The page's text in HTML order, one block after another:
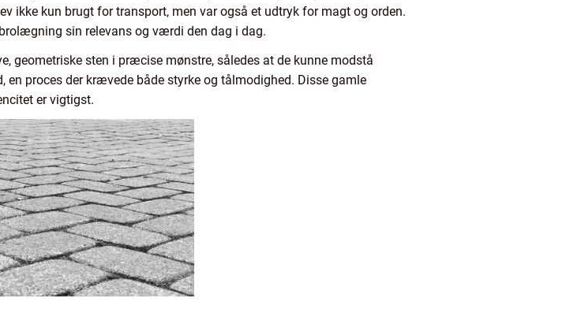
ikke kun brugt for transport, men var også et udtryk for magt og orden.
sin relevans og værdi den dag i dag.
geometriske sten i præcise mønstre, således at de kunne modstå
proces der krævede både styrke og tålmodighed. Disse gamle
er vigtigst.